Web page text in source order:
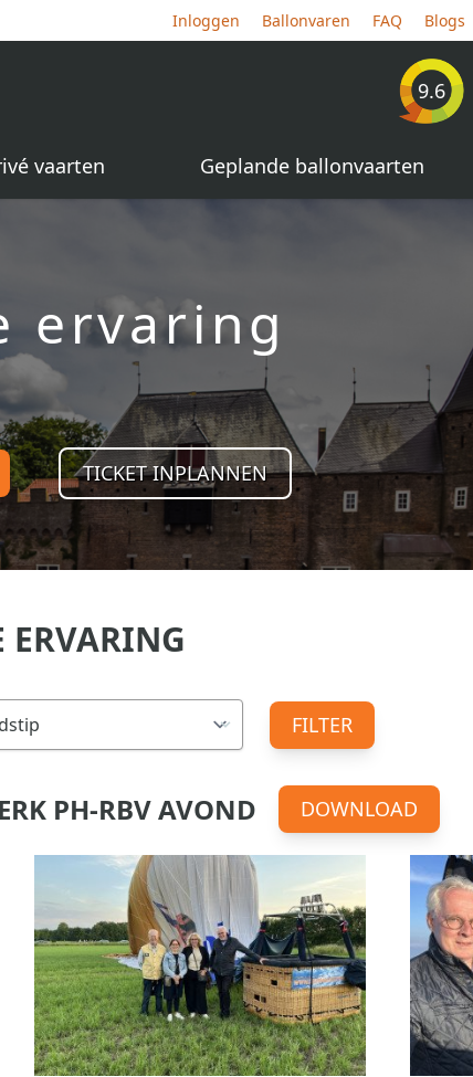
Inloggen Ballonvaren FAQ Blogs
9.6
vaarten Geplande ballonvaarten
ervaring
TICKET INPLANNEN
ERVARING
FILTER
PH-RBV AVOND DOWNLOAD